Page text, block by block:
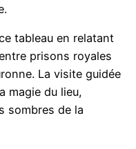
tableau en relatant
prisons royales
La visite guidée
magie du lieu,
sombres de la